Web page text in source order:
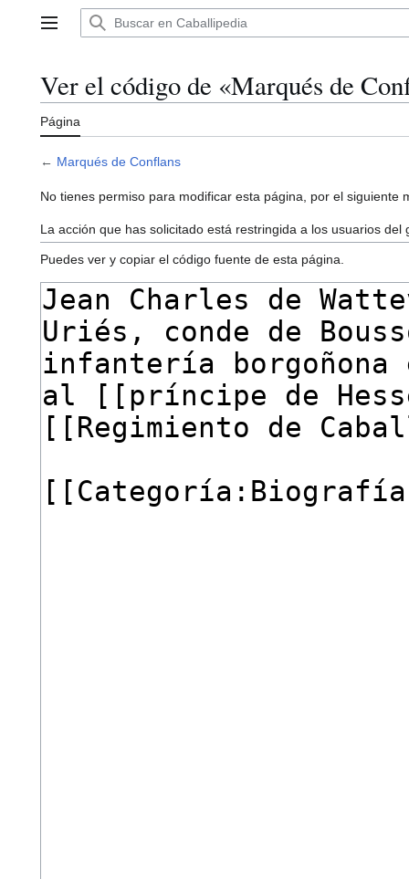
Menú principal
Ver el código de «Marqués de
Página
← Marqués de Conflans
No tienes permiso para modificar esta página, por el siguiente
La acción que has solicitado está restringida a los usuarios del
Puedes ver y copiar el código fuente de esta página.